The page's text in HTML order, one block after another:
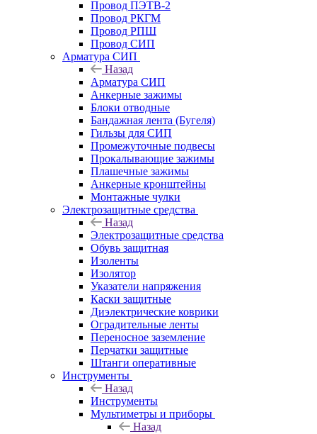
Провод ПЭТВ-2
Провод РКГМ
Провод РПШ
Провод СИП
Арматура СИП
Назад
Арматура СИП
Анкерные зажимы
Блоки отводные
Бандажная лента (Бугеля)
Гильзы для СИП
Промежуточные подвесы
Прокалывающие зажимы
Плашечные зажимы
Анкерные кронштейны
Монтажные чулки
Электрозащитные средства
Назад
Электрозащитные средства
Обувь защитная
Изоленты
Изолятор
Указатели напряжения
Каски защитные
Диэлектрические коврики
Оградительные ленты
Переносное заземление
Перчатки защитные
Штанги оперативные
Инструменты
Назад
Инструменты
Мультиметры и приборы
Назад